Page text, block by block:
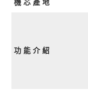
機 芯 產 地
功 能 介 紹